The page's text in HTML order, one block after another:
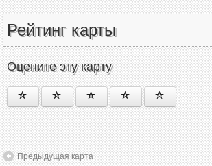
Рейтинг карты
Оцените эту карту
Предыдущая карта